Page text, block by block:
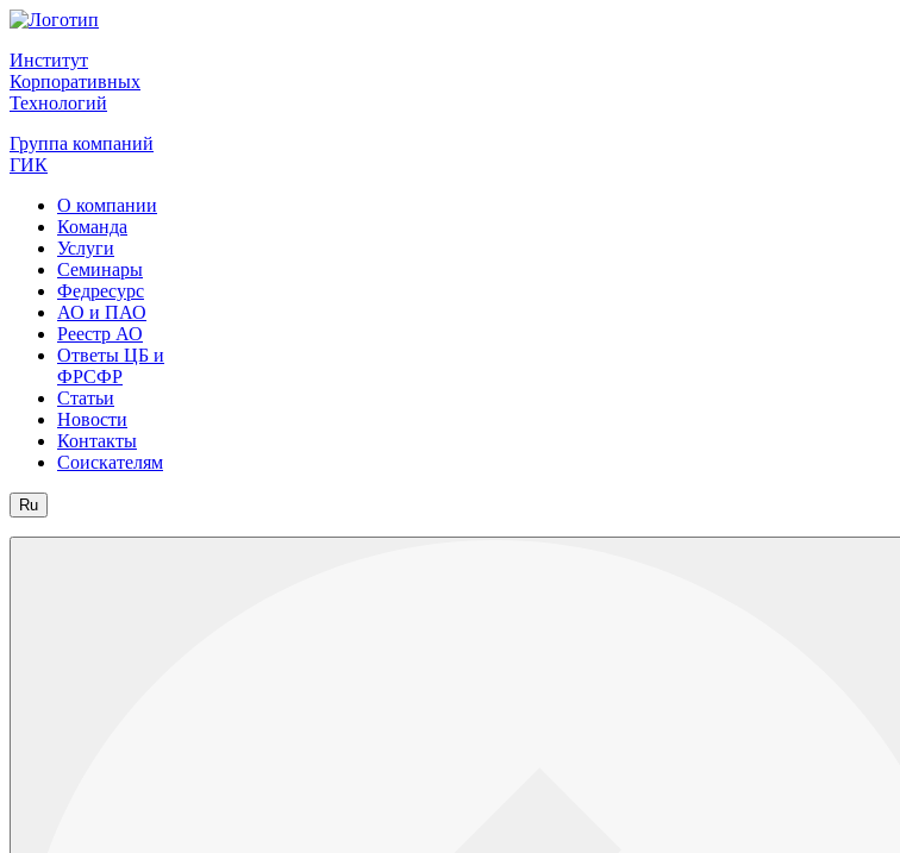
Институт
Корпоративных
Технологий
Группа компаний
ГИК
О компании
Команда
Услуги
Семинары
Федресурс
АО и ПАО
Реестр АО
Ответы ЦБ и
ФРСФР
Статьи
Новости
Контакты
Соискателям
Ru